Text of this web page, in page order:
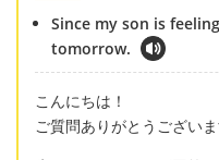
Since my son is
tomorrow.
こんにちは！
ご質問ありがとうございま